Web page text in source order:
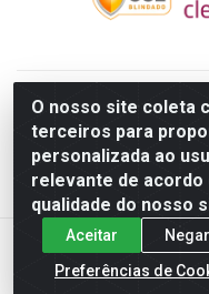
O nosso site coleta
terceiros para
personalizada ao
relevante de
qualidade do nosso
Aceitar
Preferências de
KarneKeijo Logistica
- Barro, Recife/PE,
Estados